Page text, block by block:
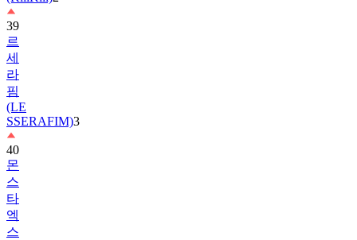
39
르
세
라
핌
(LE
SSERAFIM)3
40
몬
스
타
엑
스